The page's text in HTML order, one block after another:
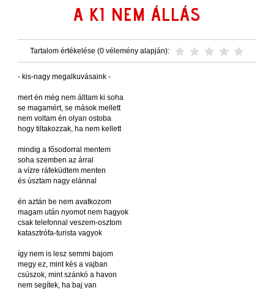
A KI NEM ÁLLÁS
Tartalom értékelése (0 vélemény alapján):
- kis-nagy megalkuvásaink -
mert én még nem álltam ki soha
se magamért, se mások mellett
nem voltam én olyan ostoba
hogy tiltakozzak, ha nem kellett
mindig a fősodorral mentem
soha szemben az árral
a vízre ráfeküdtem menten
és úsztam nagy elánnal
én aztán be nem avatkozom
magam után nyomot nem hagyok
csak telefonnal veszem-osztom
katasztrófa-turista vagyok
így nem is lesz semmi bajom
megy ez, mint kés a vajban
csúszok, mint szánkó a havon
nem segítek, ha baj van